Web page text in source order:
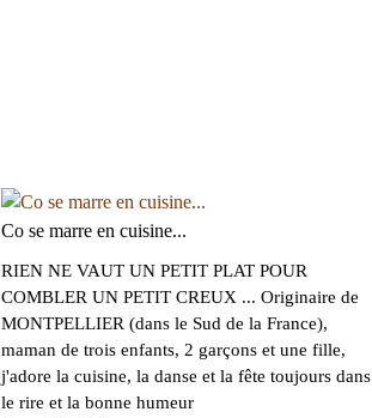
Co se marre en cuisine...
RIEN NE VAUT UN PETIT PLAT POUR
COMBLER UN PETIT CREUX ... Originaire de
MONTPELLIER (dans le Sud de la France),
maman de trois enfants, 2 garçons et une fille,
j'adore la cuisine, la danse et la fête toujours dans
le rire et la bonne humeur